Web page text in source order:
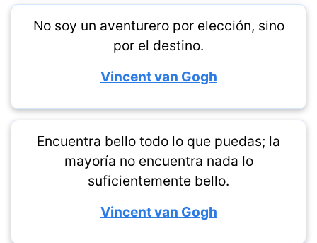
No soy un aventurero por elección, sino
por el destino.
Vincent van Gogh
Encuentra bello todo lo que puedas; la
mayoría no encuentra nada lo
suficientemente bello.
Vincent van Gogh